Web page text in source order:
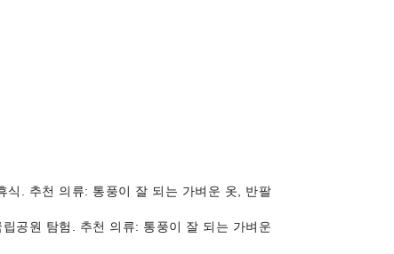
. 추천 의류: 통풍이 잘 되는 가벼운 옷, 반팔
공원 탐험. 추천 의류: 통풍이 잘 되는 가벼운